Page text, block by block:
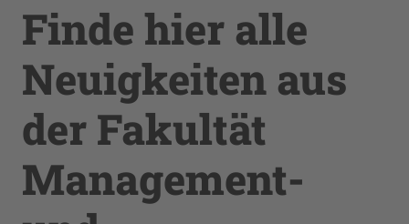
Finde hier alle
Neuigkeiten aus
der Fakultät
Management-